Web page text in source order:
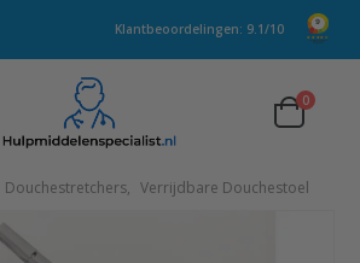
Klantbeoordelingen: 9.1/10
0
Douchestretchers, Verrijdbare Douchestoel